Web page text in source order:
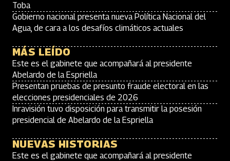
Toba
Gobierno nacional presenta nueva Política Nacional del
Agua, de cara a los desafíos climáticos actuales
MÁS LEÍDO
Este es el gabinete que acompañará al presidente
Abelardo de la Espriella
Presentan pruebas de presunto fraude electoral en las
elecciones presidenciales de 2026
Inravisión tuvo disposición para transmitir la posesión
presidencial de Abelardo de la Espriella
NUEVAS HISTORIAS
Este es el gabinete que acompañará al presidente